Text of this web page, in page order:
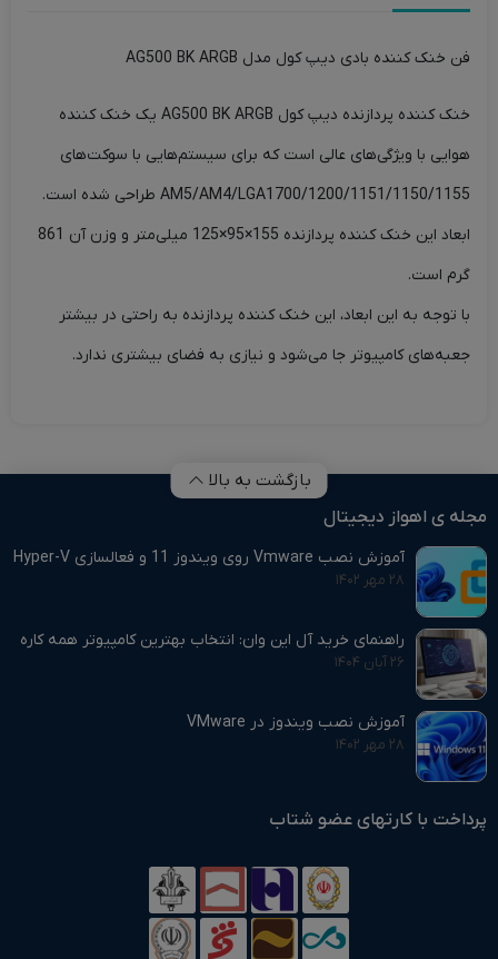
فن خنک کننده بادی دیپ کول مدل AG500 BK ARGB
خنک کننده پردازنده دیپ کول AG500 BK ARGB یک خنک کننده
هوایی با ویژگی‌های عالی است که برای سیستم‌هایی با سوکت‌های
AM5/AM4/LGA1700/1200/1151/1150/1155 طراحی شده است.
ابعاد این خنک کننده پردازنده 155×95×125 میلی‌متر و وزن آن 861
گرم است.
با توجه به این ابعاد، این خنک کننده پردازنده به راحتی در بیشتر
جعبه‌های کامپیوتر جا می‌شود و نیازی به فضای بیشتری ندارد.
بازگشت به بالا
مجله ی اهواز دیجیتال
آموزش نصب Vmware روی ویندوز 11 و فعالسازی Hyper-V
۲۸ مهر ۱۴۰۲
راهنمای خرید آل این وان: انتخاب بهترین کامپیوتر همه‌ کاره
۲۶ آبان ۱۴۰۴
آموزش نصب ویندوز در VMware
۲۸ مهر ۱۴۰۲
پرداخت با کارتهای عضو شتاب